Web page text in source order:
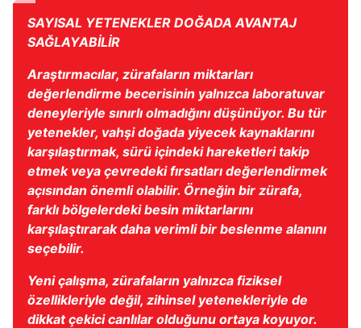
SAYISAL YETENEKLER DOĞADA AVANTAJ
SAĞLAYABİLİR
Araştırmacılar, zürafaların miktarları
değerlendirme becerisinin yalnızca laboratuvar
deneyleriyle sınırlı olmadığını düşünüyor. Bu tür
yetenekler, vahşi doğada yiyecek kaynaklarını
karşılaştırmak, sürü içindeki hareketleri takip
etmek veya çevredeki fırsatları değerlendirmek
açısından önemli olabilir. Örneğin bir zürafa,
farklı bölgelerdeki besin miktarlarını
karşılaştırarak daha verimli bir beslenme alanını
seçebilir.
Yeni çalışma, zürafaların yalnızca fiziksel
özellikleriyle değil, zihinsel yetenekleriyle de
dikkat çekici canlılar olduğunu ortaya koyuyor.